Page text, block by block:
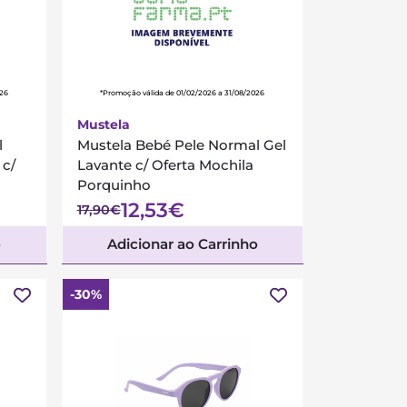
c/
*Promoção válida de 01/02/2026 a 31/08/2026
Mustela
Mustela Bebé Pele Normal Gel
Lavante c/ Oferta Mochila
Porquinho
17,90€12,53€
Adicionar ao Carrinho
-30%